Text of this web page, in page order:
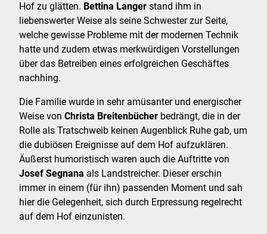
Hof zu glätten. Bettina Langer stand ihm in
liebenswerter Weise als seine Schwester zur Seite,
welche gewisse Probleme mit der modernen Technik
hatte und zudem etwas merkwürdigen Vorstellungen
über das Betreiben eines erfolgreichen Geschäftes
nachhing.
Die Familie wurde in sehr amüsanter und energischer
Weise von Christa Breitenbücher bedrängt, die in der
Rolle als Tratschweib keinen Augenblick Ruhe gab, um
die dubiösen Ereignisse auf dem Hof aufzuklären.
Äußerst humoristisch waren auch die Auftritte von
Josef Segnana als Landstreicher. Dieser erschin
immer in einem (für ihn) passenden Moment und sah
hier die Gelegenheit, sich durch Erpressung regelrecht
auf dem Hof einzunisten.